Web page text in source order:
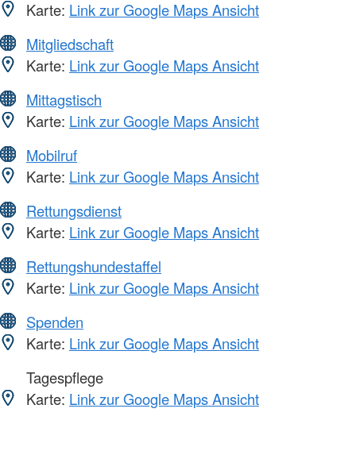
Karte: Link zur Google Maps Ansicht
Mitgliedschaft
Karte: Link zur Google Maps Ansicht
Mittagstisch
Karte: Link zur Google Maps Ansicht
Mobilruf
Karte: Link zur Google Maps Ansicht
Rettungsdienst
Karte: Link zur Google Maps Ansicht
Rettungshundestaffel
Karte: Link zur Google Maps Ansicht
Spenden
Karte: Link zur Google Maps Ansicht
Tagespflege
Karte: Link zur Google Maps Ansicht